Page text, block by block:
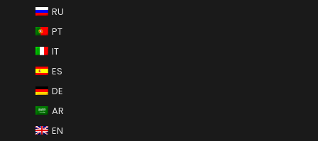
RU
PT
IT
ES
DE
AR
EN